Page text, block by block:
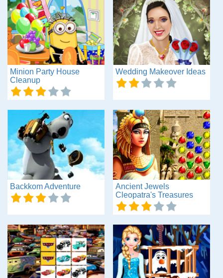
Minion Party House
Cleanup
Wedding Makeover Ideas
Backkom Adventure
Ancient Jewels
Cleopatra's Treasures